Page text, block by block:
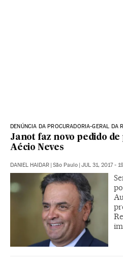
DENÚNCIA DA PROCURADORIA-GERAL DA
Janot faz novo pedido
Aécio Neves
DANIEL HAIDAR | São Paulo | JUL 31, 2017 -